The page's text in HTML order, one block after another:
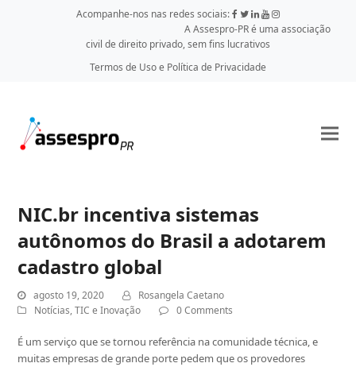
Acompanhe-nos nas redes sociais:
A Assespro-PR é uma associação
civil de direito privado, sem fins lucrativos
Termos de Uso e Política de Privacidade
NIC.br incentiva sistemas
autônomos do Brasil a adotarem
cadastro global
agosto 19, 2020
Rosangela Caetano
Notícias,TIC e Inovação 0 Comments
É um serviço que se tornou referência na comunidade técnica, e
muitas empresas de grande porte pedem que os provedores